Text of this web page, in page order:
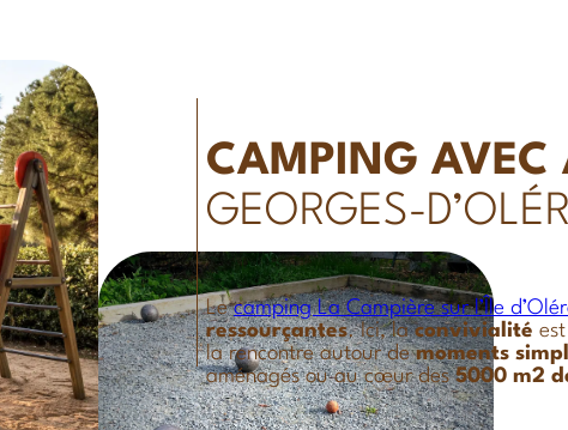
CAMPING AVEC
GEORGES-
Lecamping La Campière sur l’Île
ressourçantes. Ici, laconvivialité
la rencontre autour demoments
aménagés ou au cœur des5000 m2